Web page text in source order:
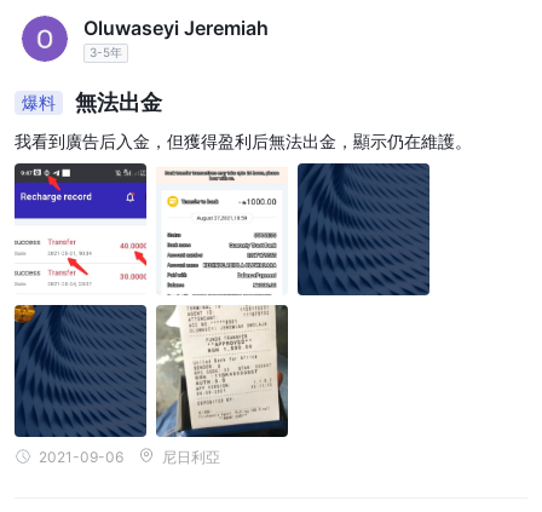
BitProfit 的 P2P 功能允許買家和賣家直接相互交易比特幣，
而不需要像交易所這樣的中介機構。該平台提供了經過驗證
的銷售比特幣的交易商列表，買家可以根據支付方式、價格
和限制等因素從這些選項中進行選擇。該功能還僅顯示目前
在線且在平台上活躍的經過驗證的交易者的廣告。 P2P 功能
為買家提供了一系列支付選項，包括 Webmoney、Card to
Card、Advcash 和 Payeer 等。賣家還可以選擇他們喜歡的付
款方式，並相應地設置他們的價格和限額。 P2P 功能旨在提
供一種安全高效的方式來直接與其他用戶交易比特幣，而無
需中介.
貿易
BitProfit 是一個交易平台，提供現貨和保證金訂單等多種交
易選項，具有可自定義的功能，包括止盈、止損、限價訂單
Oluwaseyi Jeremiah
3-5年
爆料 無法出金
我看到廣告后入金，但獲得盈利后無法出金，顯示仍在維護。
2021-09-06 尼日利亞